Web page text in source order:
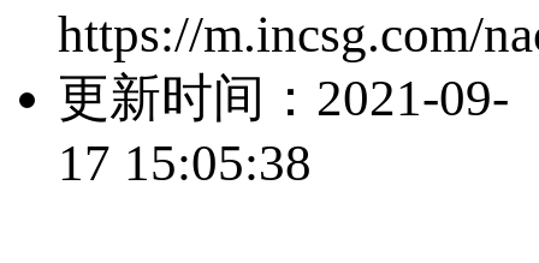
https://m.incsg.com/
更新时间： 2021-09-
17 15:05:38